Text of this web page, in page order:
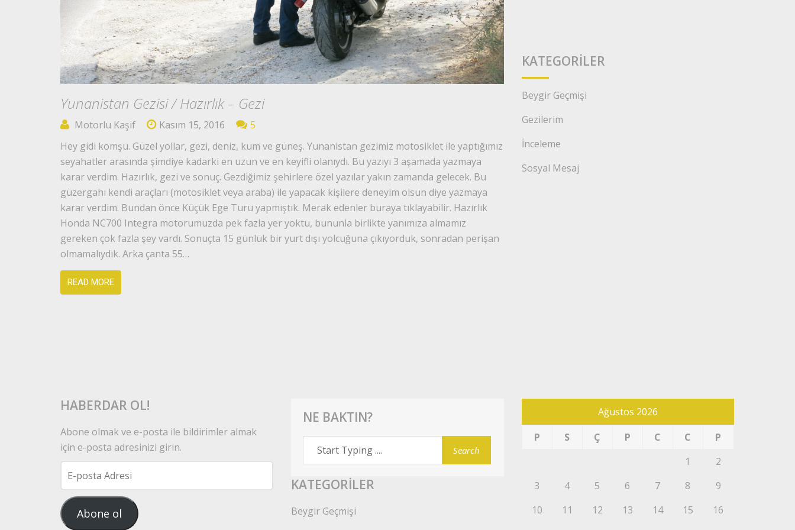
Yunanistan Gezisi / Hazırlık – Gezi
Motorlu Kaşif Kasım 15, 2016
5
Hey gidi komşu. Güzel yollar, gezi, deniz, kum ve güneş. Yunanistan gezimiz motosiklet ile yaptığımız
seyahatler arasında şimdiye kadarki en uzun ve en keyifli olanıydı. Bu yazıyı 3 aşamada yazmaya
karar verdim. Hazırlık, gezi ve sonuç. Gezdiğimiz şehirlere özel yazılar yakın zamanda gelecek. Bu
güzergahı kendi araçları (motosiklet veya araba) ile yapacak kişilere deneyim olsun diye yazmaya
karar verdim. Bundan önce Küçük Ege Turu yapmıştık. Merak edenler buraya tıklayabilir. Hazırlık
Honda NC700 Integra motorumuzda pek fazla yer yoktu, bununla birlikte yanımıza almamız
gereken çok fazla şey vardı. Sonuçta 15 günlük bir yurt dışı yolcuğuna çıkıyorduk, sonradan perişan
olmamalıydık. Arka çanta 55…
READ MORE
KATEGORILER
Beygir Geçmişi
Gezilerim
İnceleme
Sosyal Mesaj
HABERDAR OL!
Abone olmak ve e-posta ile bildirimler almak
için e-posta adresinizi girin.
posta
Adresi
Abone ol
NE BAKTIN?
KATEGORILER
Beygir Geçmişi
Ağustos 2026
P
S Ç P C C
P
1
2
3
4 5 6 7 8
9
10
11 12 13 14 15
16